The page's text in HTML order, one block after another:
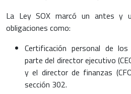
La Ley SOX marcó un antes y
obligaciones como:
Certificación personal de
parte del director ejecutivo
y el director de finanzas
sección 302.